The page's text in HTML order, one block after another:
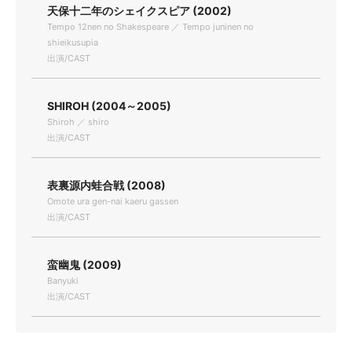
天保十二年のシェイクスピア (2002)
Tempo 12nen no Shakespeare ／ Tempo juninen no
shieikusupia
出演/CAST
SHIROH (2004～2005)
Shiroh ／ shiro
出演/CAST
表裏源内蛙合戦 (2008)
Omote ura gen-nai kaeru gassen
出演/CAST
蛮幽鬼 (2009)
Banyuki
出演/CAST